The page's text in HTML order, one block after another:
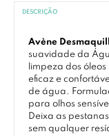
DESCRIÇÃO
Avène
suavidade da
limpeza dos
eficaz e
de água.
para olhos
Deixa as
sem qualquer